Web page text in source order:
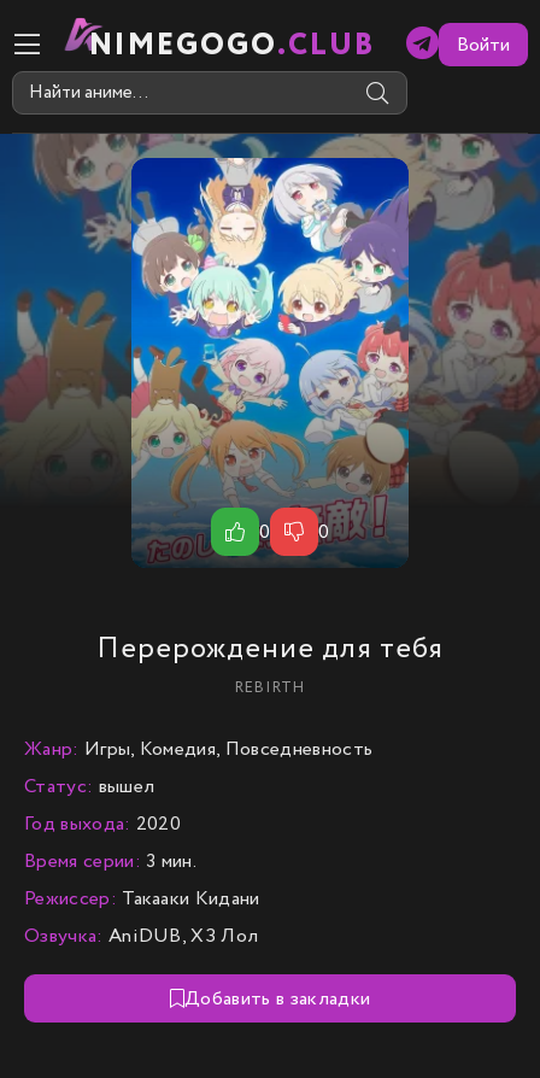
NIMEGOGO.CLUB Войти
Перерождение для тебя
REBIRTH
0 0
Жанр: Игры, Комедия, Повседневность
Статус: вышел
Год выхода: 2020
Время серии: 3 мин.
Режиссер: Такааки Кидани
Озвучка: AniDUB, ХЗ Лол
Добавить в закладки